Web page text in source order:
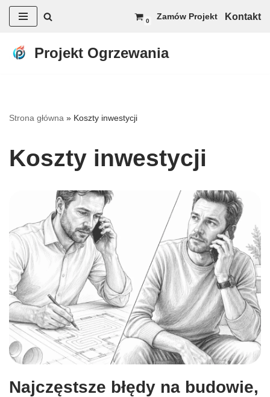
do
0 Zamów Projekt Kontakt
Projekt Ogrzewania
Strona główna » Koszty inwestycji
Koszty inwestycji
Najczęstsze błędy na budowie,